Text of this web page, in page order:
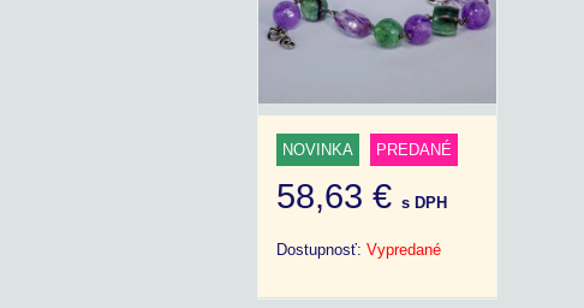
NOVINKA PREDANÉ
58,63 € s DPH
Dostupnosť: Vypredané